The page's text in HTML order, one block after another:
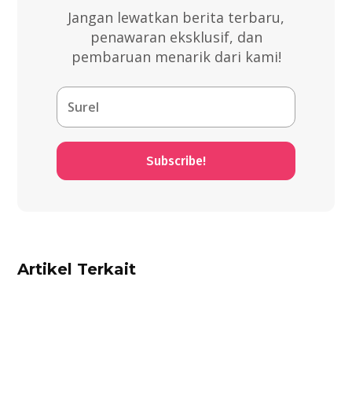
Jangan lewatkan berita terbaru,
penawaran eksklusif, dan
pembaruan menarik dari kami!
Subscribe!
Artikel Terkait